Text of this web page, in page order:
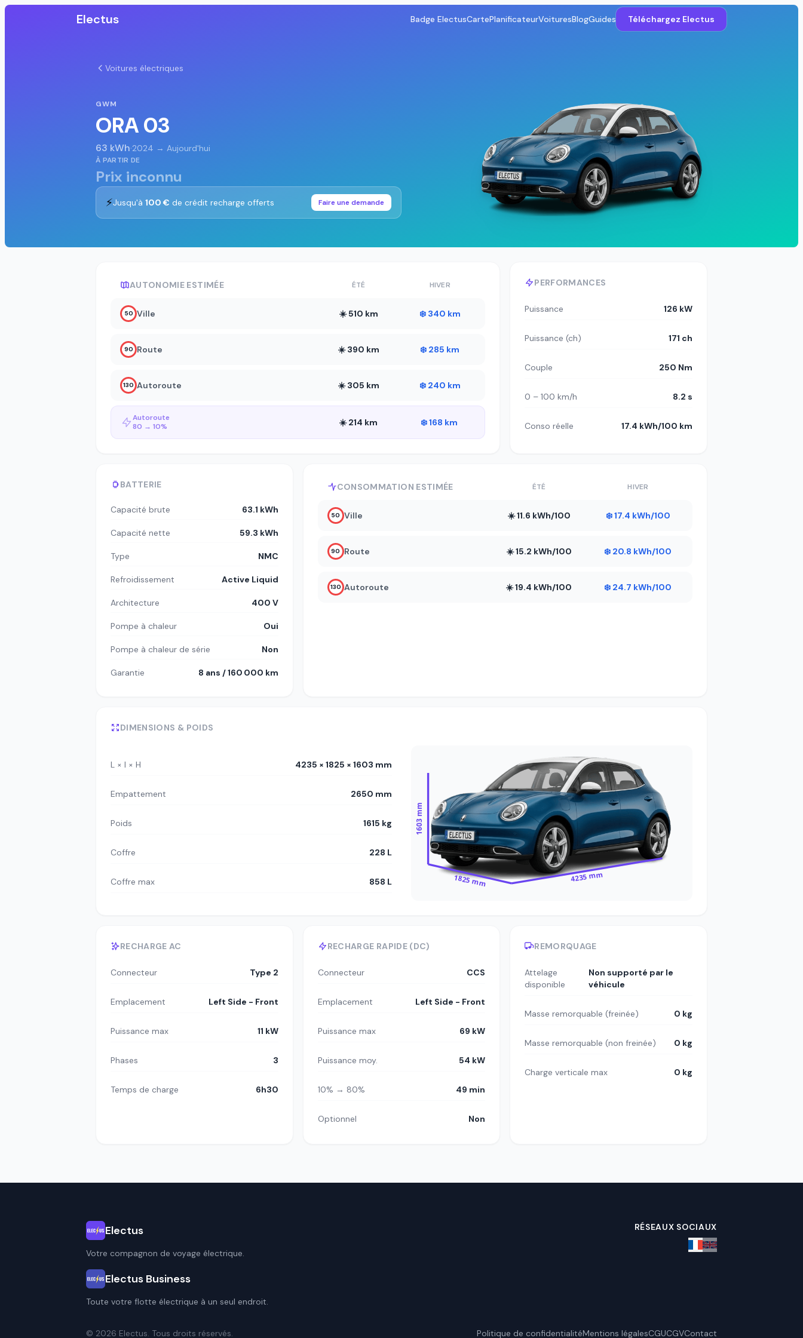
Electus Badge ElectusCartePlanificateurVoituresBlogGuides Téléchargez Electus
Voitures électriques
GWM
ORA 03
63 kWh·2024 → Aujourd'hui
À PARTIR DE
Prix inconnu
⚡Jusqu'à 100 € de crédit recharge offerts Faire une demande
AUTONOMIE ESTIMÉE ÉTÉ HIVER
50 Ville ☀️ 510 km ❄️ 340 km
90 Route ☀️ 390 km ❄️ 285 km
130 Autoroute ☀️ 305 km ❄️ 240 km
Autoroute
80 → 10%
☀️ 214 km ❄️ 168 km
PERFORMANCES
Puissance 126 kW
Puissance (ch) 171 ch
Couple 250 Nm
0 – 100 km/h 8.2 s
Conso réelle 17.4 kWh/100 km
BATTERIE
Capacité brute 63.1 kWh
Capacité nette 59.3 kWh
Type NMC
Refroidissement Active Liquid
Architecture 400 V
Pompe à chaleur Oui
Pompe à chaleur de série Non
Garantie 8 ans / 160 000 km
CONSOMMATION ESTIMÉE ÉTÉ HIVER
50 Ville ☀️ 11.6 kWh/100 ❄️ 17.4 kWh/100
90 Route ☀️ 15.2 kWh/100 ❄️ 20.8 kWh/100
130 Autoroute ☀️ 19.4 kWh/100 ❄️ 24.7 kWh/100
DIMENSIONS & POIDS
L × l × H 4235 × 1825 × 1603 mm
Empattement 2650 mm
Poids 1615 kg
Coffre 228 L
Coffre max 858 L
1603 mm
1825 mm 4235 mm
RECHARGE AC
Connecteur Type 2
Emplacement Left Side - Front
Puissance max 11 kW
Phases 3
Temps de charge 6h30
RECHARGE RAPIDE (DC)
Connecteur CCS
Emplacement Left Side - Front
Puissance max 69 kW
Puissance moy. 54 kW
10% → 80% 49 min
Optionnel Non
REMORQUAGE
Attelage
disponible
Non supporté par le
véhicule
Masse remorquable (freinée) 0 kg
Masse remorquable (non freinée) 0 kg
Charge verticale max 0 kg
Electus
Votre compagnon de voyage électrique.
Electus Business
Toute votre flotte électrique à un seul endroit.
RÉSEAUX SOCIAUX
© 2026 Electus. Tous droits réservés. Politique de confidentialitéMentions légalesCGUCGVContact